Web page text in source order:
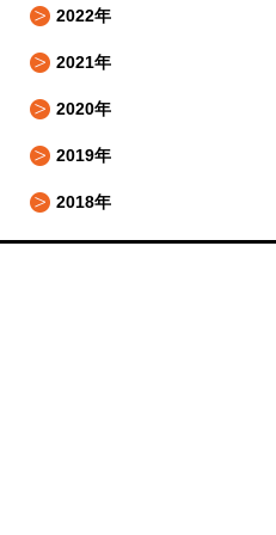
2022年
2021年
2020年
2019年
2018年